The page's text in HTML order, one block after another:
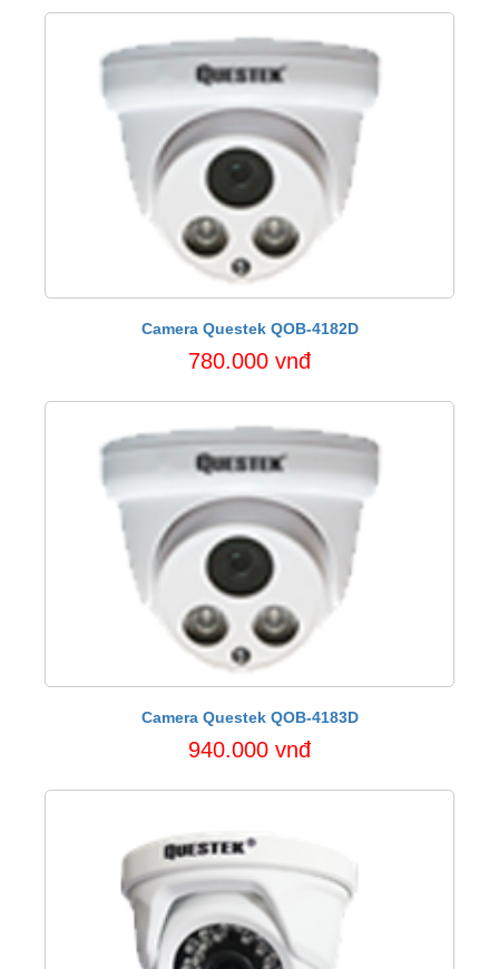
Camera Questek QOB-4182D
780.000 vnđ
Camera Questek QOB-4183D
940.000 vnđ